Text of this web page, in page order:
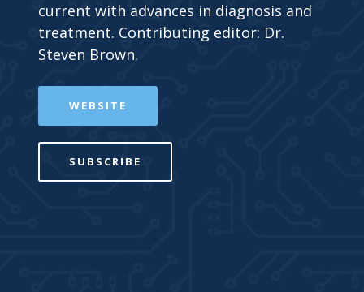
current with advances in diagnosis and
treatment. Contributing editor: Dr.
Steven Brown.
WEBSITE
SUBSCRIBE